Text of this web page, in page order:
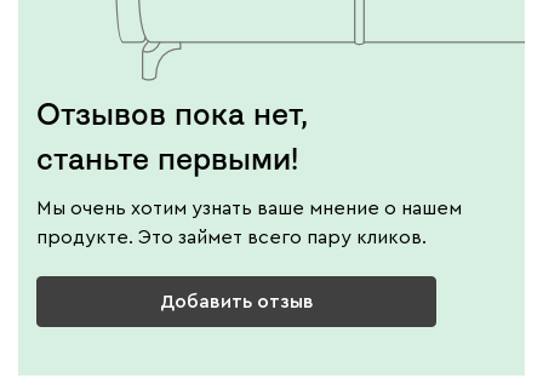
Отзывов пока нет,
станьте первыми!
Мы очень хотим узнать ваше мнение о нашем
продукте. Это займет всего пару кликов.
Добавить отзыв